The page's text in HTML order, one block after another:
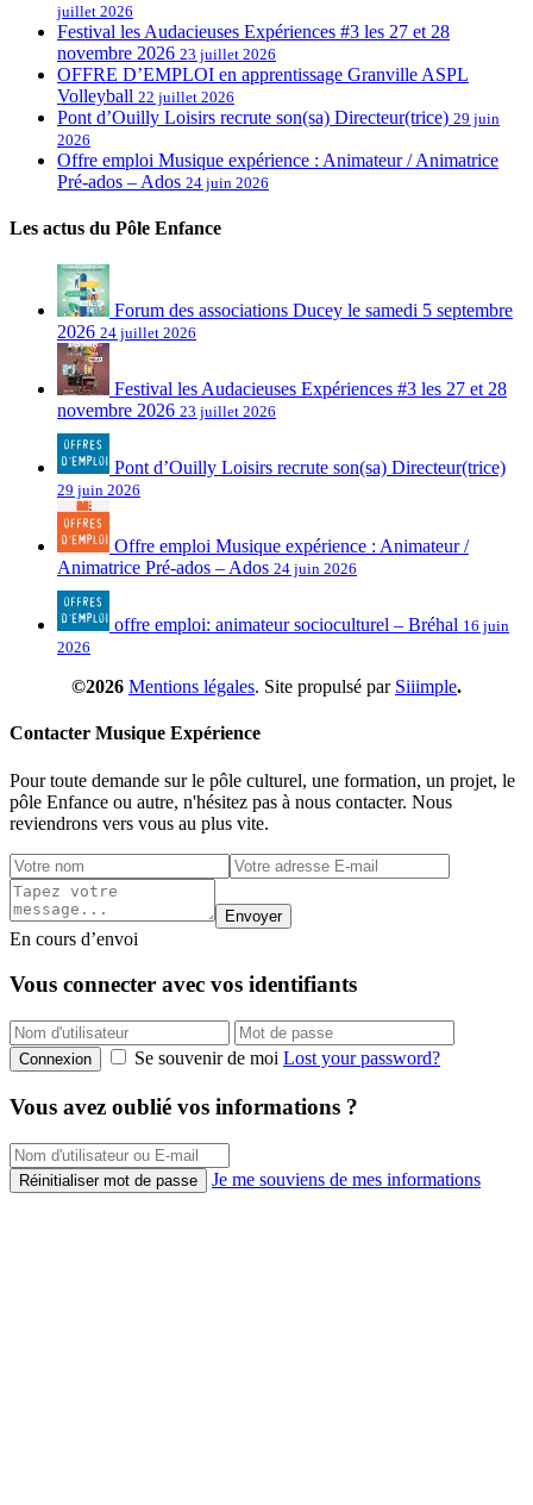
juillet 2026
Festival les Audacieuses Expériences #3 les 27 et 28
novembre 2026 23 juillet 2026
OFFRE D’EMPLOI en apprentissage Granville ASPL
Volleyball 22 juillet 2026
Pont d’Ouilly Loisirs recrute son(sa) Directeur(trice) 29 juin
2026
Offre emploi Musique expérience : Animateur / Animatrice
Pré-ados – Ados 24 juin 2026
Les actus du Pôle Enfance
Forum des associations Ducey le samedi 5 septembre
2026 24 juillet 2026
Festival les Audacieuses Expériences #3 les 27 et 28
novembre 2026 23 juillet 2026
Pont d’Ouilly Loisirs recrute son(sa) Directeur(trice)
29 juin 2026
Offre emploi Musique expérience : Animateur /
Animatrice Pré-ados – Ados 24 juin 2026
offre emploi: animateur socioculturel – Bréhal 16 juin
2026
©2026 Mentions légales. Site propulsé par Siiimple.
Contacter Musique Expérience
Pour toute demande sur le pôle culturel, une formation, un projet, le
pôle Enfance ou autre, n'hésitez pas à nous contacter. Nous
reviendrons vers vous au plus vite.
Envoyer
En cours d’envoi
Vous connecter avec vos identifiants
Connexion Se souvenir de moi Lost your password?
Vous avez oublié vos informations ?
Réinitialiser mot de passe Je me souviens de mes informations